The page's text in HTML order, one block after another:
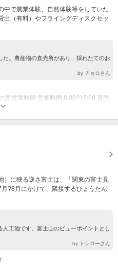
中で農業体験、自然体験等をしていた
出（有料）やフライングディスクセッ
。農産物の直売所があり、採れたてのお
by チョロさん
里営業時間 営業時間 8:00?15:00 直売
に映る逆さ富士は、「関東の富士見
?8月にかけて、隣接するひょうたん
工池です。富士山のビューポイントとし
by トシローさん